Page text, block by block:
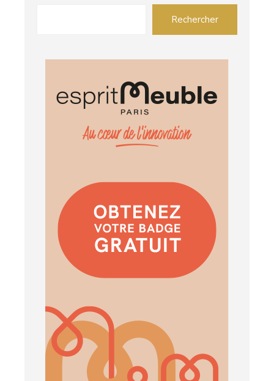
Rechercher